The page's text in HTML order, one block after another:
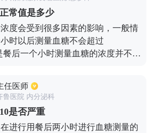
餐后两小时的血糖并对病情全面的
常值是多少
度会受到很多因素的影响，一般情
时以后测量血糖不会超过
餐后一个小时测量血糖的浓度并不能
症状，才可以被诊断为糖尿病。
任医师
鲁医院 内分泌科
是否严重
进行用餐后两小时进行血糖测量的